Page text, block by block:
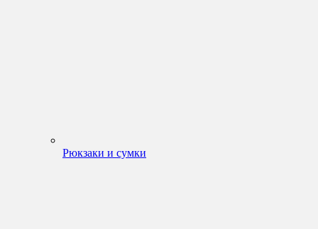
Рюкзаки и сумки